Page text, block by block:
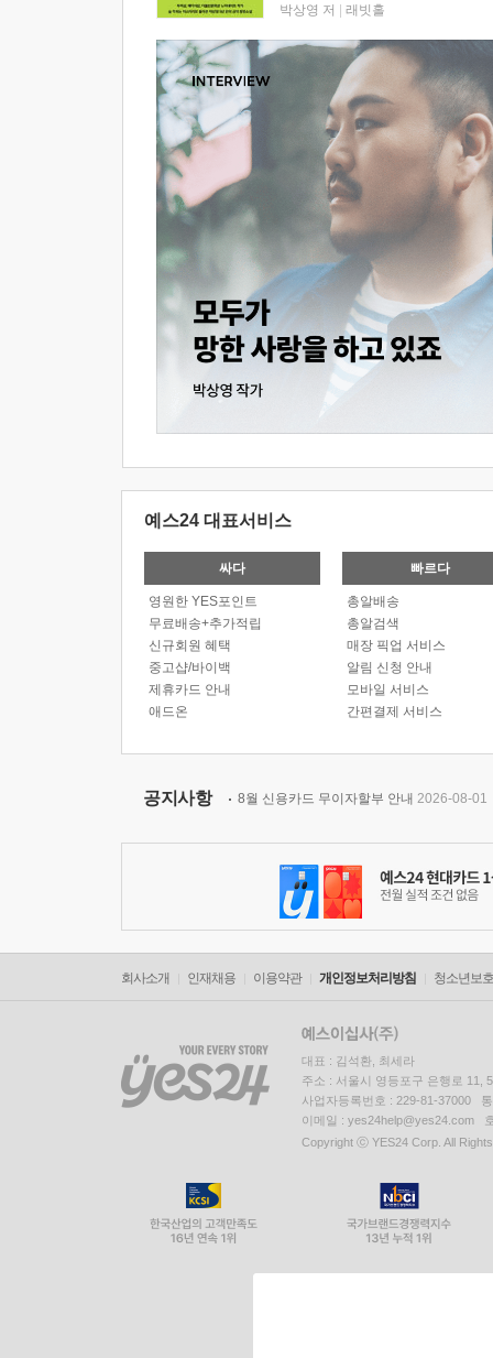
박상영 저 래빗홀
예스24 대표서비스
싸다
영원한 YES포인트
무료배송+추가적립
신규회원 혜택
중고샵/바이백
제휴카드 안내
애드온
빠르다
총알배송
총알검색
매장 픽업 서비스
알림 신청 안내
모바일 서비스
간편결제 서비스
공지사항 8월 신용카드 무이자할부 안내 2026-08-01
회사소개 인재채용 이용약관 개인정보처리방침 청소년보
대표 : 김석환, 최세라
주소 : 서울시 영등포구 은행로 11,
사업자등록번호 : 229-81-37000
이메일 : yes24help@yes24.com
Copyright ⓒ YES24 Corp. All